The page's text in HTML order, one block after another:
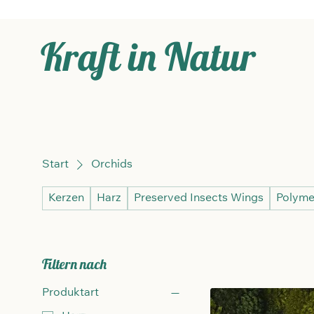
Kraft in Natur
Start Orchids
Kerzen Harz Preserved Insects Wings
Filtern nach
Produktart